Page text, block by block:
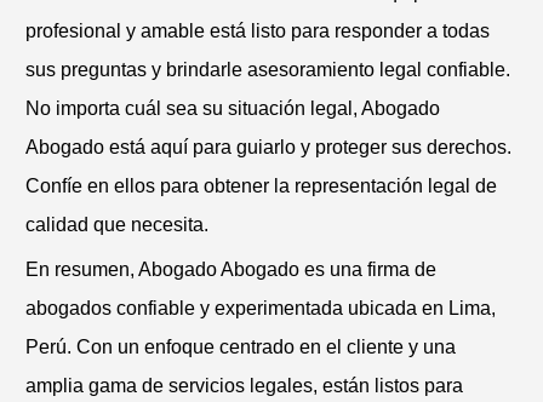
profesional y amable está listo para responder a todas
sus preguntas y brindarle asesoramiento legal confiable.
No importa cuál sea su situación legal, Abogado
Abogado está aquí para guiarlo y proteger sus derechos.
Confíe en ellos para obtener la representación legal de
calidad que necesita.
En resumen, Abogado Abogado es una firma de
abogados confiable y experimentada ubicada en Lima,
Perú. Con un enfoque centrado en el cliente y una
amplia gama de servicios legales, están listos para